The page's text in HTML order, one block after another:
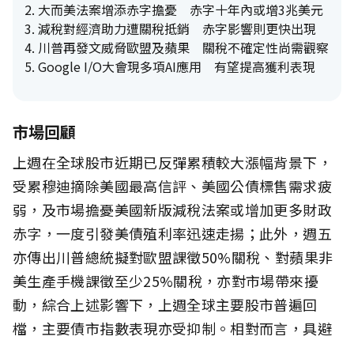
大而美法案增添赤字擔憂 赤字十年內或增3兆美元
減稅對經濟助力遭關稅抵銷 赤字影響則更快出現
川普再發文威脅歐盟及蘋果 關稅不確定性尚需觀察
Google I/O大會現多項AI應用 有望提高獲利表現
市場回顧
上週在全球股市近期已反彈累積較大漲幅背景下，
受累穆迪摘除美國最高信評、美國公債標售需求疲
弱，及市場擔憂美國新版減稅法案或增加更多財政
赤字，一度引發美債殖利率迅速走揚；此外，週五
亦傳出川普總統擬對歐盟課徵50%關稅、對蘋果非
美生產手機課徵至少25%關稅，亦對市場帶來擾
動，綜合上述影響下，上週全球主要股市普遍回
檔，主要債市指數表現亦受抑制。相對而言，具避